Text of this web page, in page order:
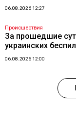
06.08.2026 12:27
Происшествия
За прошедшие
украинских
06.08.2026 12:00